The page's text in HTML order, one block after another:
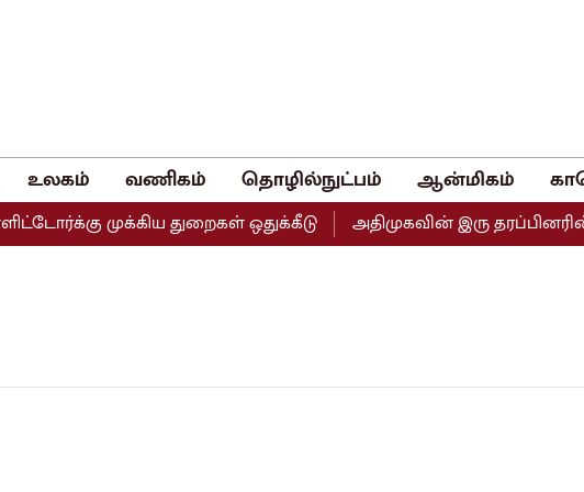
உலகம் வணிகம் தொழில்நுட்பம் ஆன்மிகம்
முக்கிய துறைகள் ஒதுக்கீடு அதிமுகவின் இரு